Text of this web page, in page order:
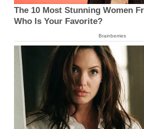
The 10 Most Stunning Women
Who Is Your Favorite?
Brainberries